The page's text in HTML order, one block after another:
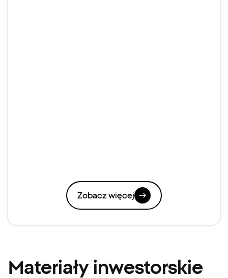
Zobacz więcej
Materiały inwestorskie